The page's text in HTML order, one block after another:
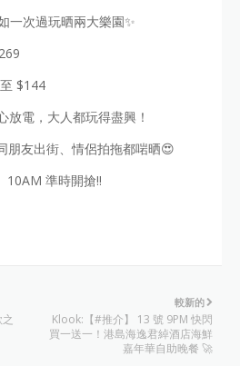
一次過玩晒兩大樂園✨
$144
放電，大人都玩得盡興！
朋友出街、情侶拍拖都啱晒😍
10AM 準時開搶‼️
較新的
Klook:【#推介】 13 號 9PM 快閃
買一送一！港島海逸君綽酒店海鮮
嘉年華自助晚餐 🚀